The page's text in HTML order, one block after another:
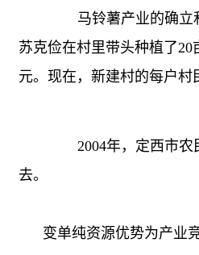
马铃薯产业的确立和
苏克俭在村里带头种植了20
元。现在，新建村的每户
2004年，定西市农
去。
变单纯资源优势为产业竞